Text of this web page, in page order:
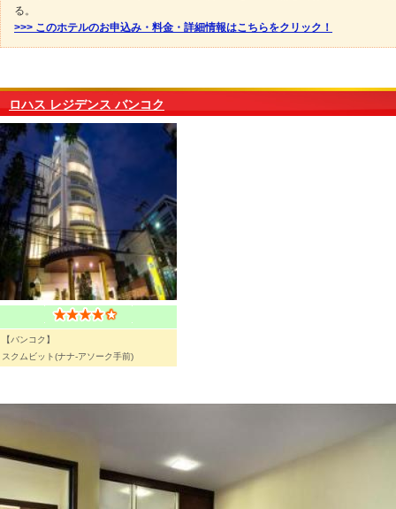
る。
>>> このホテルのお申込み・料金・詳細情報はこちらをクリック！
ロハス レジデンス バンコク
【バンコク】
スクムビット(ナナ-アソーク手前)